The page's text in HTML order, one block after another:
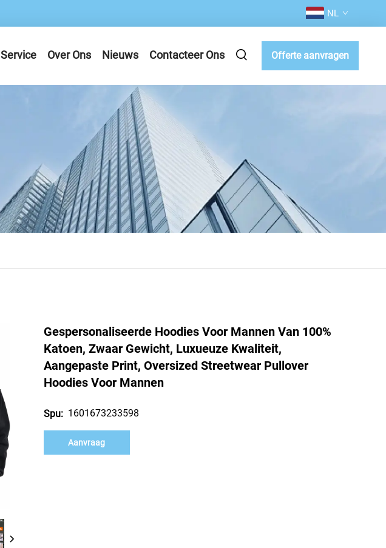
NL
Service Over Ons Nieuws Contacteer Ons Offerte aanvragen
Gespersonaliseerde Hoodies Voor Mannen Van 100%
Katoen, Zwaar Gewicht, Luxueuze Kwaliteit,
Aangepaste Print, Oversized Streetwear Pullover
Hoodies Voor Mannen
Spu: 1601673233598
Aanvraag